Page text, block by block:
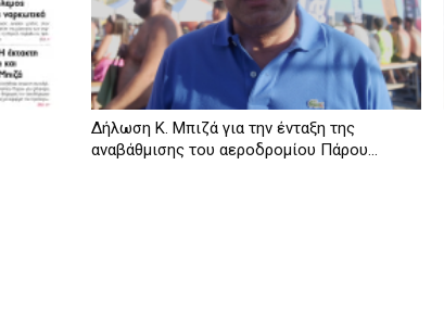
Δήλωση Κ. Μπιζά για την ένταξη της
αναβάθμισης του αεροδρομίου Πάρου...